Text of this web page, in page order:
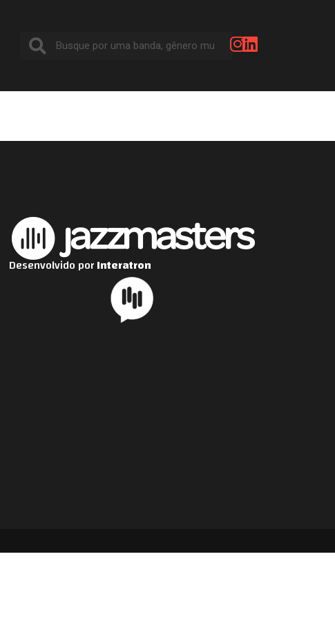
Desenvolvido porInteratron